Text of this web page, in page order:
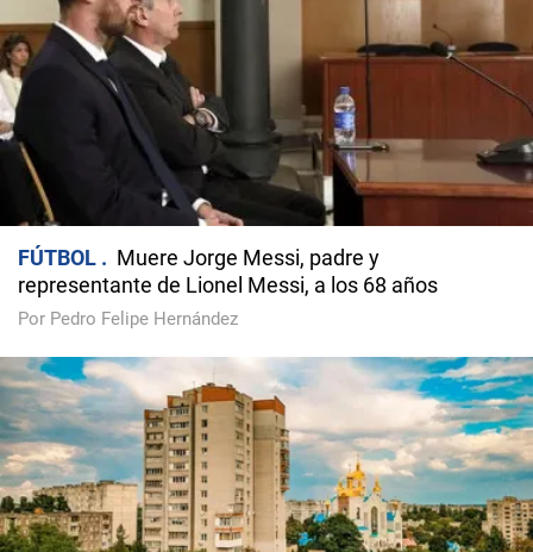
FÚTBOL
Muere Jorge Messi, padre y
representante de Lionel Messi, a los 68 años
Por Pedro Felipe Hernández